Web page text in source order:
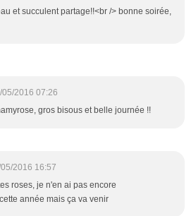
et succulent partage!!<br /> bonne soirée,
05/2016 07:26
gros bisous et belle journée !!
2016 16:57
roses, je n'en ai pas encore
année mais ça va venir